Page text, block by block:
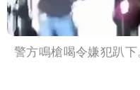
警方鳴槍喝令嫌犯趴